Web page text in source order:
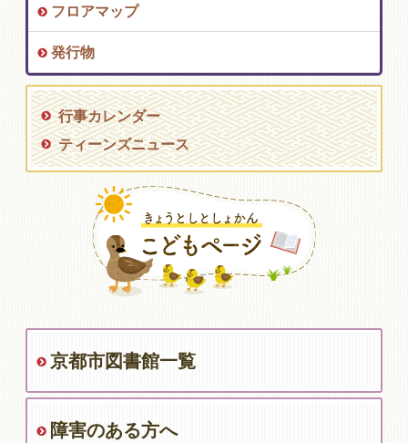
フロアマップ
発行物
行事カレンダー
ティーンズニュース
京都市図書館一覧
障害のある方へ